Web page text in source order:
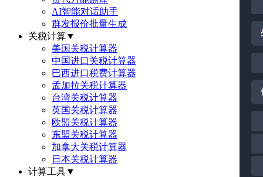
AI智能对话助手
群发报价批量生成
关税计算▼
美国关税计算器
中国进口关税计算器
巴西进口税费计算器
孟加拉关税计算器
台湾关税计算器
英国关税计算器
欧盟关税计算器
东盟关税计算器
加拿大关税计算器
日本关税计算器
计算工具▼